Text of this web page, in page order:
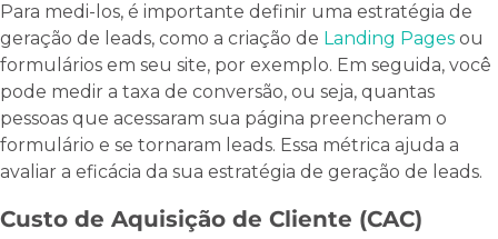
Para medi-los, é importante definir uma estratégia de
geração de leads, como a criação de Landing Pages ou
formulários em seu site, por exemplo. Em seguida, você
pode medir a taxa de conversão, ou seja, quantas
pessoas que acessaram sua página preencheram o
formulário e se tornaram leads. Essa métrica ajuda a
avaliar a eficácia da sua estratégia de geração de leads.
Custo de Aquisição de Cliente (CAC)